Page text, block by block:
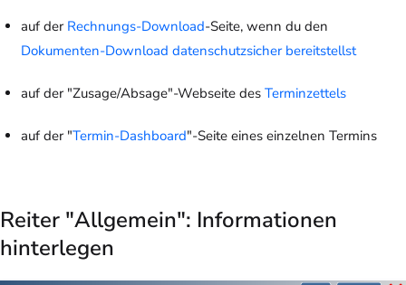
auf der Rechnungs-Download-Seite, wenn du den
Dokumenten-Download datenschutzsicher bereitstellst
auf der "Zusage/Absage"-Webseite des Terminzettels
auf der "Termin-Dashboard"-Seite eines einzelnen Termins
Reiter "Allgemein": Informationen
hinterlegen